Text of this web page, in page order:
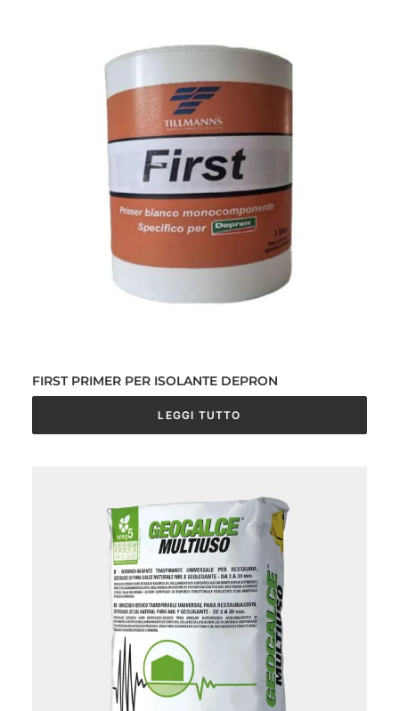
FIRST PRIMER PER ISOLANTE DEPRON
LEGGI TUTTO